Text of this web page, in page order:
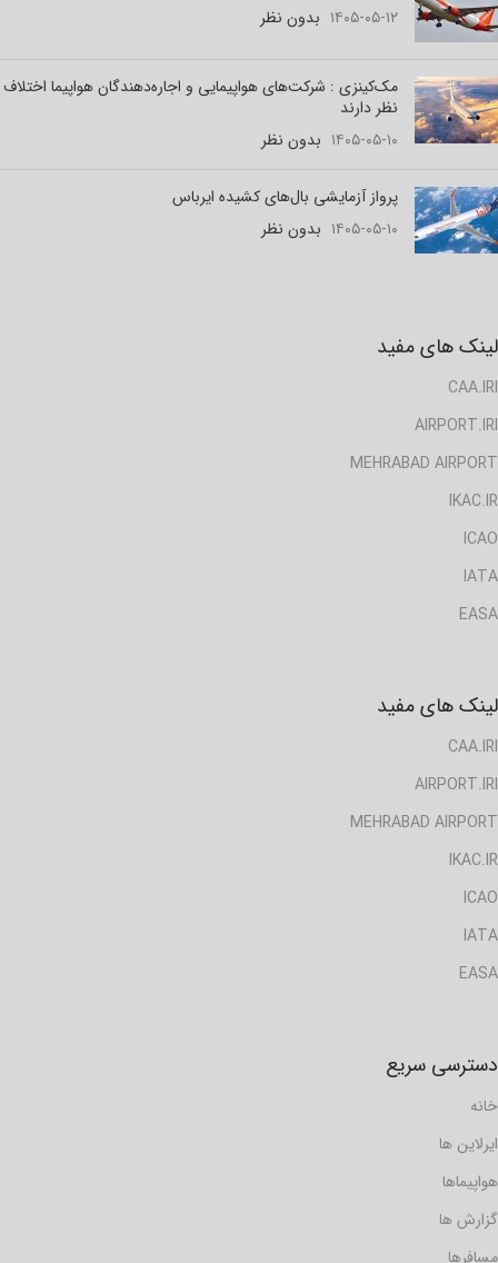
۱۴۰۵-۰۵-۱۲ بدون نظر
مک‌کینزی : شرکت‌های هواپیمایی و اجاره‌دهندگان هواپیما اختلاف
نظر دارند
۱۴۰۵-۰۵-۱۰ بدون نظر
پرواز آزمایشی بال‌های کشیده ایرباس
۱۴۰۵-۰۵-۱۰ بدون نظر
لینک های مفید
CAA.IRI
AIRPORT.IRI
MEHRABAD AIRPORT
IKAC.IR
ICAO
IATA
EASA
لینک های مفید
CAA.IRI
AIRPORT.IRI
MEHRABAD AIRPORT
IKAC.IR
ICAO
IATA
EASA
دسترسی سریع
خانه
ایرلاین ها
هواپیماها
گزارش ها
مسافرها